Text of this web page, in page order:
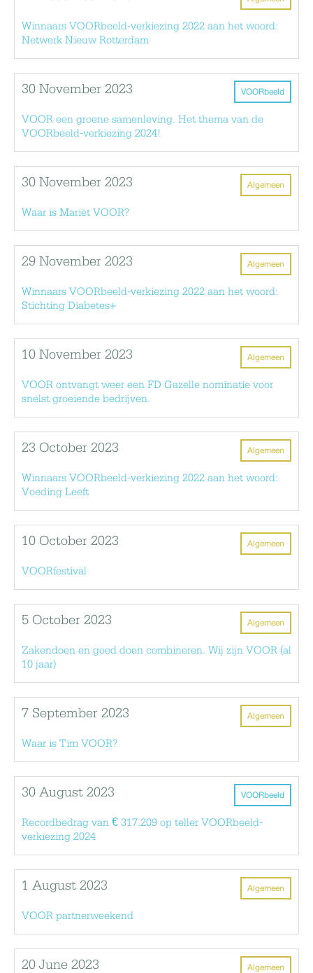
Winnaars VOORbeeld-verkiezing 2022 aan het woord:
Netwerk Nieuw Rotterdam
VOORbeeld
30 November 2023
VOOR een groene samenleving. Het thema van de
VOORbeeld-verkiezing 2024!
Algemeen
30 November 2023
Waar is Mariët VOOR?
Algemeen
29 November 2023
Winnaars VOORbeeld-verkiezing 2022 aan het woord:
Stichting Diabetes+
Algemeen
10 November 2023
VOOR ontvangt weer een FD Gazelle nominatie voor
snelst groeiende bedrijven.
Algemeen
23 October 2023
Winnaars VOORbeeld-verkiezing 2022 aan het woord:
Voeding Leeft
Algemeen
10 October 2023
VOORfestival
Algemeen
5 October 2023
Zakendoen en goed doen combineren. Wij zijn VOOR (al
10 jaar)
Algemeen
7 September 2023
Waar is Tim VOOR?
VOORbeeld
30 August 2023
Recordbedrag van € 317.209 op teller VOORbeeld-
verkiezing 2024
Algemeen
1 August 2023
VOOR partnerweekend
Algemeen
20 June 2023